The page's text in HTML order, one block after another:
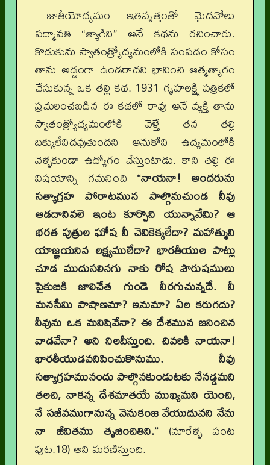
జాతీయోద్యమం ఇతివృత్తంతో మైదవోలు
పద్మావతి “త్యాగిని” అనే కథను రచించారు.
కొడుకును స్వాతంత్ర్యోద్యమంలోకి పంపడం కోసం
తాను అడ్డంగా ఉండరాదని భావించి ఆత్మత్యాగం
చేసుకున్న ఒక తల్లి కథ. 1931 గృహలక్ష్మి పత్రికలో
ప్రచురించబడిన ఈ కథలో రావు అనే వ్యక్తి తాను
స్వాతంత్ర్యోద్యమంలోకి వెళ్తే తన తల్లి
దిక్కులేనిదవుతుందని అనుకోని ఉద్యమంలోకి
వెళ్ళకుండా ఉద్యోగం చేస్తుంటాడు. కాని తల్లి ఈ
విషయాన్ని గమనించి “నాయనా! అందరును
సత్యాగ్రహ పోరాటమున పాల్గొనుచుండ నీవు
ఆడదానివలె ఇంట కూర్చొని యున్నావేమి? ఆ
భరత పుత్రుల ఘోష నీ చెవికెక్కలేదా? మహాత్ముని
యాజ్ఞయనిన లక్ష్యములేదా? భారతీయుల పాట్లు
చూడ ముదుసలినగు నాకు రోష పౌరుషములు
పైకుబికి జాలిచేత గుండె నీరగుచున్నదే. నీ
మనసేమి పాషాణమా? ఇనుమా? ఏల కరుగదు?
నీవును ఒక మనిషివేనా? ఈ దేశమున జనించిన
వాడవేనా? అని నిలదీస్తుంది. చివరికి నాయనా!
భారతీయుడవనిపించుకొనుము. నీవు
సత్యాగ్రహమునందు పాల్గొనకుండుటకు నేనడ్డమని
తలచి, నాకన్న దేశమాతయే ముఖ్యమని యెంచి,
నే సజీవముగానున్న వెనుకంజ వేయుదువని నేను
నా జీవితము తృజించితిని.” (నూరేళ్ళ పంట
పుట.18) అని మరణిస్తుంది.